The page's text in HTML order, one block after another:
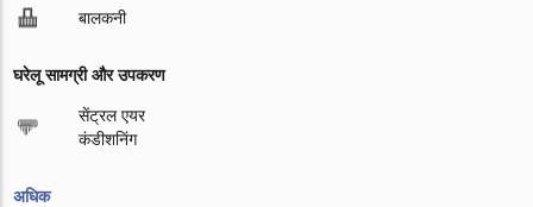
बालकनी
घरेलू सामग्री और उपकरण
सेंट्रल एयर
कंडीशनिंग
अधिक